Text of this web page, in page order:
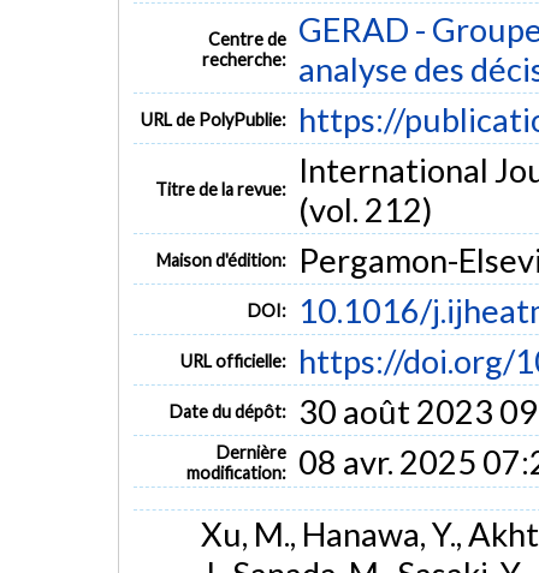
Centre de
recherche:
GERAD -
analyse des
URL de PolyPublie: https://
Titre de la revue:
International
(vol. 212)
Maison d'édition: Pergamon-
DOI: 10.1016/
URL officielle: https://doi.org/
Date du dépôt: 30 août 2023
Dernière
modification:
08 avr. 2025
Xu, M., Hanawa, Y.,